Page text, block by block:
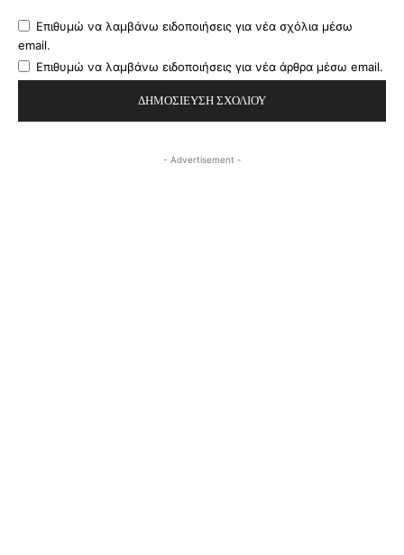
Επιθυμώ να λαμβάνω ειδοποιήσεις για νέα σχόλια μέσω
email.
Επιθυμώ να λαμβάνω ειδοποιήσεις για νέα άρθρα μέσω email.
- Advertisement -